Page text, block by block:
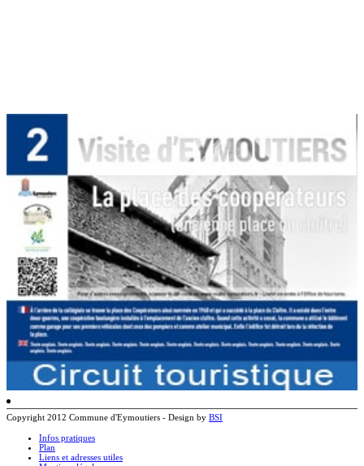
Copyright 2012 Commune d'Eymoutiers - Design by BSI
Infos pratiques
Plan
Liens et adresses utiles